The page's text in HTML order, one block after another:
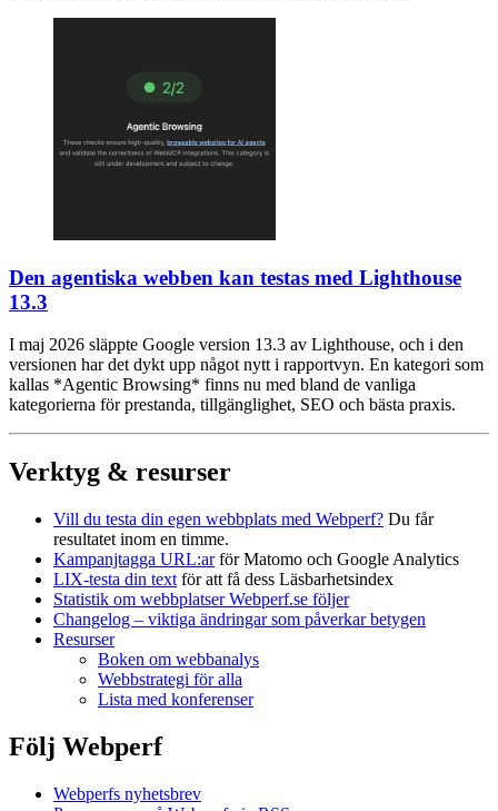
Den agentiska webben kan testas med Lighthouse
13.3
I maj 2026 släppte Google version 13.3 av Lighthouse, och i den
versionen har det dykt upp något nytt i rapportvyn. En kategori som
kallas *Agentic Browsing* finns nu med bland de vanliga
kategorierna för prestanda, tillgänglighet, SEO och bästa praxis.
Verktyg & resurser
Vill du testa din egen webbplats med Webperf? Du får
resultatet inom en timme.
Kampanjtagga URL:arför Matomo och Google Analytics
LIX-testa din text för att få dess Läsbarhetsindex
Statistik om webbplatser Webperf.se följer
Changelog – viktiga ändringar som påverkar betygen
Resurser
Boken om webbanalys
Webbstrategi för alla
Lista med konferenser
Följ Webperf
Webperfs nyhetsbrev